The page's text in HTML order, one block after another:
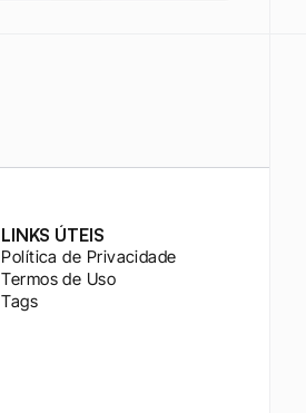
LINKS ÚTEIS
Política de Privacidade
Termos de Uso
Tags